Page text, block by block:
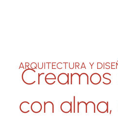
ARQUITECTURA Y
Creamos
con